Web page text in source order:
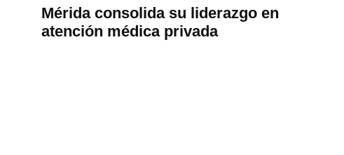
Mérida consolida su liderazgo en
atención médica privada